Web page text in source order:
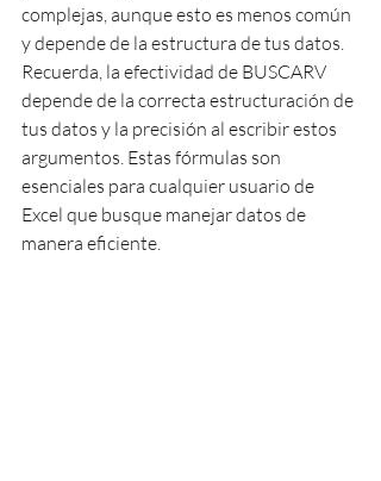
complejas, aunque esto es menos común
y depende de la estructura de tus datos.
Recuerda, la efectividad de BUSCARV
depende de la correcta estructuración de
tus datos y la precisión al escribir estos
argumentos. Estas fórmulas son
esenciales para cualquier usuario de
Excel que busque manejar datos de
manera eficiente.